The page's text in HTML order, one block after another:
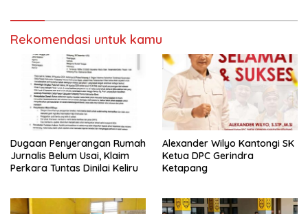
Rekomendasi untuk kamu
Dugaan Penyerangan Rumah
Jurnalis Belum Usai, Klaim
Perkara Tuntas Dinilai Keliru
Alexander Wilyo Kantongi SK
Ketua DPC Gerindra
Ketapang